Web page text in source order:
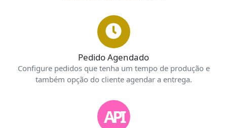
Pedido Agendado
Configure pedidos que tenha um tempo de produção e
também opção do cliente agendar a entrega.
API